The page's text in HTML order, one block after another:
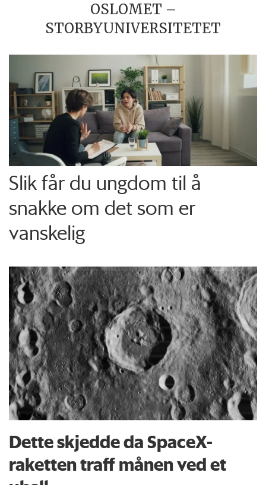
OSLOMET –
STORBYUNIVERSITETET
Slik får du ungdom til å
snakke om det som er
vanskelig
Dette skjedde da SpaceX-
raketten traff månen ved et